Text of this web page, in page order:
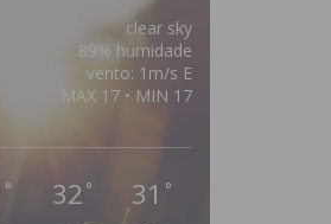
clear sky
89% humidade
vento: 1m/s E
MAX 17 • MIN 17
° 32 ° 31 °